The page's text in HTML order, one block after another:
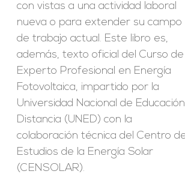
con vistas a una actividad laboral
nueva o para extender su campo
de trabajo actual. Este libro es,
además, texto oficial del Curso de
Experto Profesional en Energía
Fotovoltaica, impartido por la
Universidad Nacional de
Distancia (UNED) con la
colaboración técnica del Centro
Estudios de la Energía Solar
(CENSOLAR).